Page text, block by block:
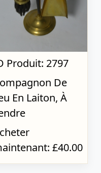
Produit: 2797
De
En Laiton, À
£40.00